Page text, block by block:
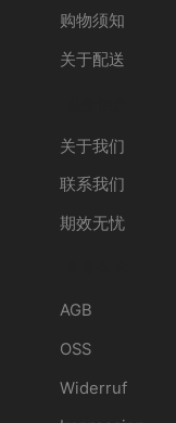
购物须知
关于配送
关于我们
联系我们
期效无忧
AGB
OSS
Widerruf